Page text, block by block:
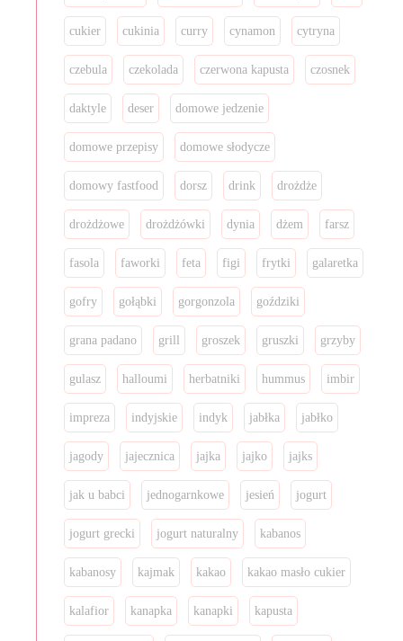
cukier cukinia curry cynamon cytryna
czebula czekolada czerwona kapusta czosnek
daktyle deser domowe jedzenie
domowe przepisy domowe słodycze
domowy fastfood dorsz drink drożdże
drożdżowe drożdżówki dynia dżem farsz
fasola faworki feta figi frytki galaretka
gofry gołąbki gorgonzola goździki
grana padano grill groszek gruszki grzyby
gulasz halloumi herbatniki hummus imbir
impreza indyjskie indyk jabłka jabłko
jagody jajecznica jajka jajko jajks
jak u babci jednogarnkowe jesień jogurt
jogurt grecki jogurt naturalny kabanos
kabanosy kajmak kakao kakao masło cukier
kalafior kanapka kanapki kapusta